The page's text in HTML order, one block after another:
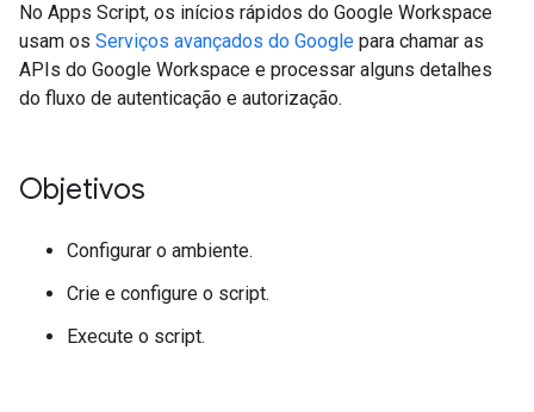
No Apps Script, os inícios rápidos do Google Workspace
usam os Serviços avançados do Google para chamar as
APIs do Google Workspace e processar alguns detalhes
do fluxo de autenticação e autorização.
Objetivos
Configurar o ambiente.
Crie e configure o script.
Execute o script.